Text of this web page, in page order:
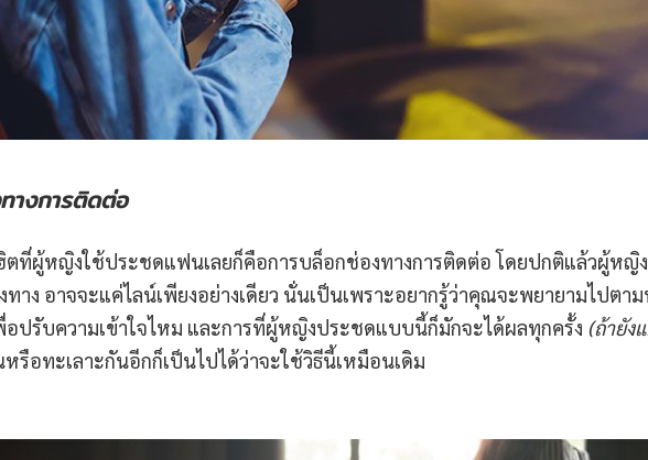
างการติดต่อ
ตที่ผู้หญิงใช้ประชดแฟนเลยก็คือการบล็อกช่องทางการติดต่อ โดยปกติแล้วผู้หญิ
าง อาจจะแค่ไลน์เพียงอย่างเดียว นั่นเป็นเพราะอยากรู้ว่าคุณจะพยายามไปตาม
อปรับความเข้าใจไหม และการที่ผู้หญิงประชดแบบนี้ก็มักจะได้ผลทุกครั้ง (ถ้ายัง
รือทะเลาะกันอีกก็เป็นไปได้ว่าจะใช้วิธีนี้เหมือนเดิม